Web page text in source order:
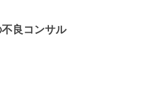
良コンサル